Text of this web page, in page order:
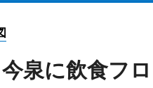
泉に飲食フ